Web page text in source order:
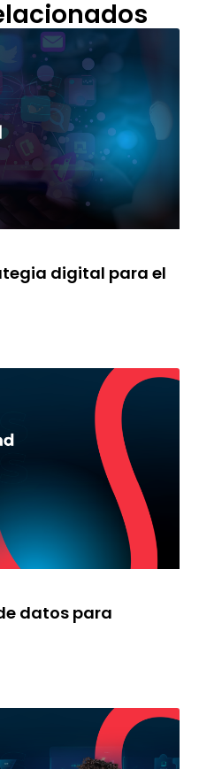
digital para el
datos para